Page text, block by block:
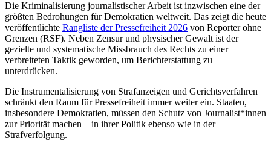
Die Kriminalisierung journalistischer Arbeit ist inzwischen eine der
größten Bedrohungen für Demokratien weltweit. Das zeigt die heute
veröffentlichte Rangliste der Pressefreiheit 2026 von Reporter ohne
Grenzen (RSF). Neben Zensur und physischer Gewalt ist der
gezielte und systematische Missbrauch des Rechts zu einer
verbreiteten Taktik geworden, um Berichterstattung zu
unterdrücken.
Die Instrumentalisierung von Strafanzeigen und Gerichtsverfahren
schränkt den Raum für Pressefreiheit immer weiter ein. Staaten,
insbesondere Demokratien, müssen den Schutz von Journalist*innen
zur Priorität machen – in ihrer Politik ebenso wie in der
Strafverfolgung.